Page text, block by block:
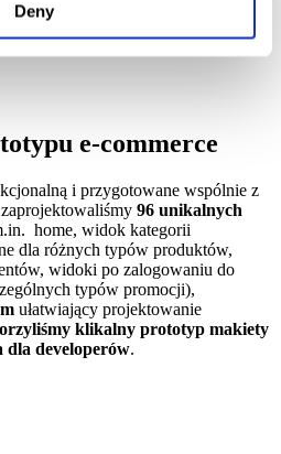
Deny
e-commerce
i przygotowane wspólnie z
96 unikalnych
home, widok kategorii
dla różnych typów produktów,
widoki po zalogowaniu do
typów promocji),
ułatwiający projektowanie
klikalny prototyp makiety
dla developerów.